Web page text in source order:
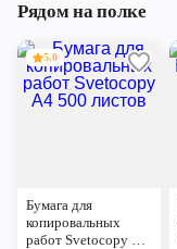
Рядом на полке
5.0
Бумага для
копировальных
работ Svetocopy А4